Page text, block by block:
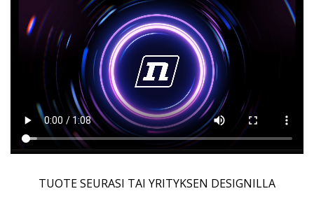
TUOTE SEURASI TAI YRITYKSEN DESIGNILLA